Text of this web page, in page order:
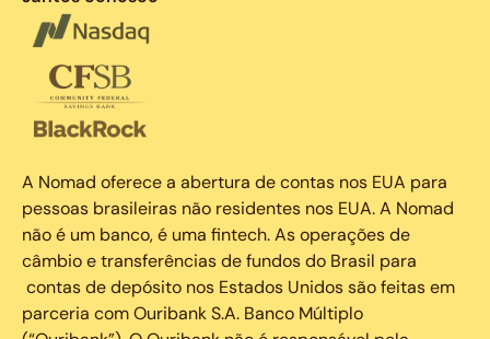
A Nomad oferece a abertura de contas nos EUA para
pessoas brasileiras não residentes nos EUA. A Nomad
não é um banco, é uma fintech. As operações de
câmbio e transferências de fundos do Brasil para
contas de depósito nos Estados Unidos são feitas em
parceria com Ouribank S.A. Banco Múltiplo